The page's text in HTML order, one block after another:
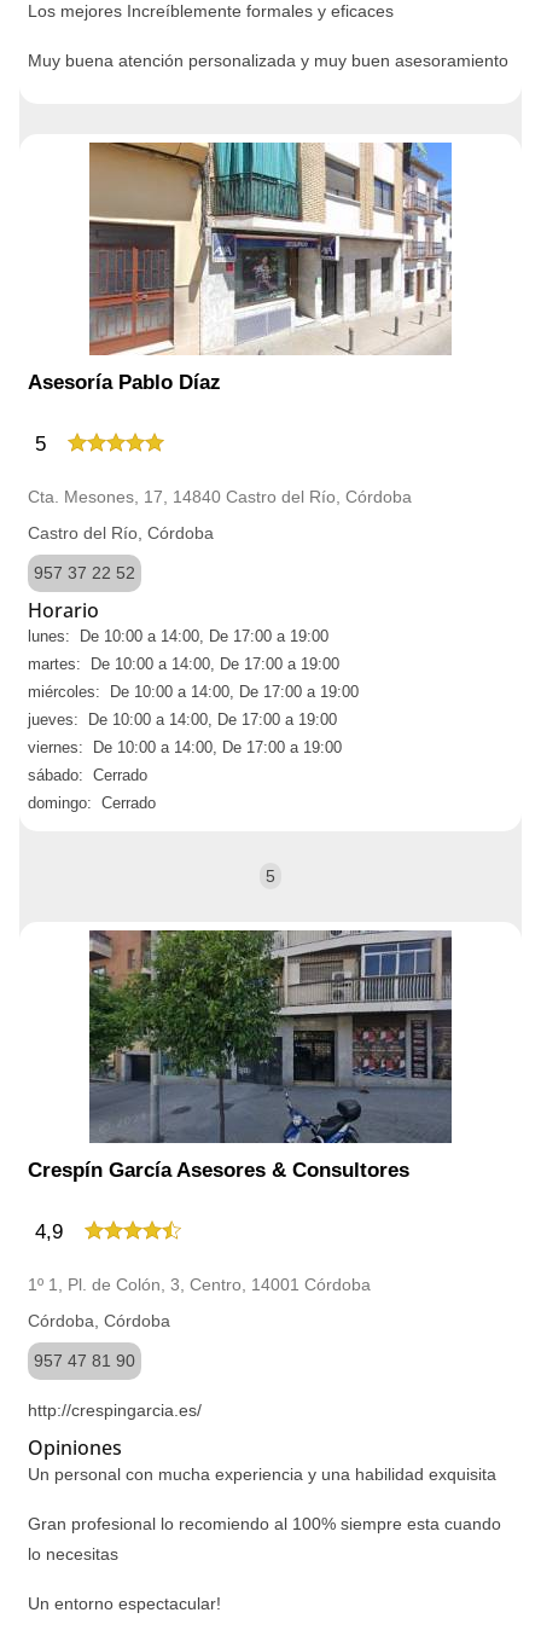
Los mejores Increíblemente formales y eficaces
Muy buena atención personalizada y muy buen asesoramiento
Asesoría Pablo Díaz
5
Cta. Mesones, 17, 14840 Castro del Río, Córdoba
Castro del Río, Córdoba
957 37 22 52
Horario
lunes: De 10:00 a 14:00, De 17:00 a 19:00
martes: De 10:00 a 14:00, De 17:00 a 19:00
miércoles: De 10:00 a 14:00, De 17:00 a 19:00
jueves: De 10:00 a 14:00, De 17:00 a 19:00
viernes: De 10:00 a 14:00, De 17:00 a 19:00
sábado: Cerrado
domingo: Cerrado
5
Crespín García Asesores & Consultores
4,9
1º 1, Pl. de Colón, 3, Centro, 14001 Córdoba
Córdoba, Córdoba
957 47 81 90
http://crespingarcia.es/
Opiniones
Un personal con mucha experiencia y una habilidad exquisita
Gran profesional lo recomiendo al 100% siempre esta cuando
lo necesitas
Un entorno espectacular!